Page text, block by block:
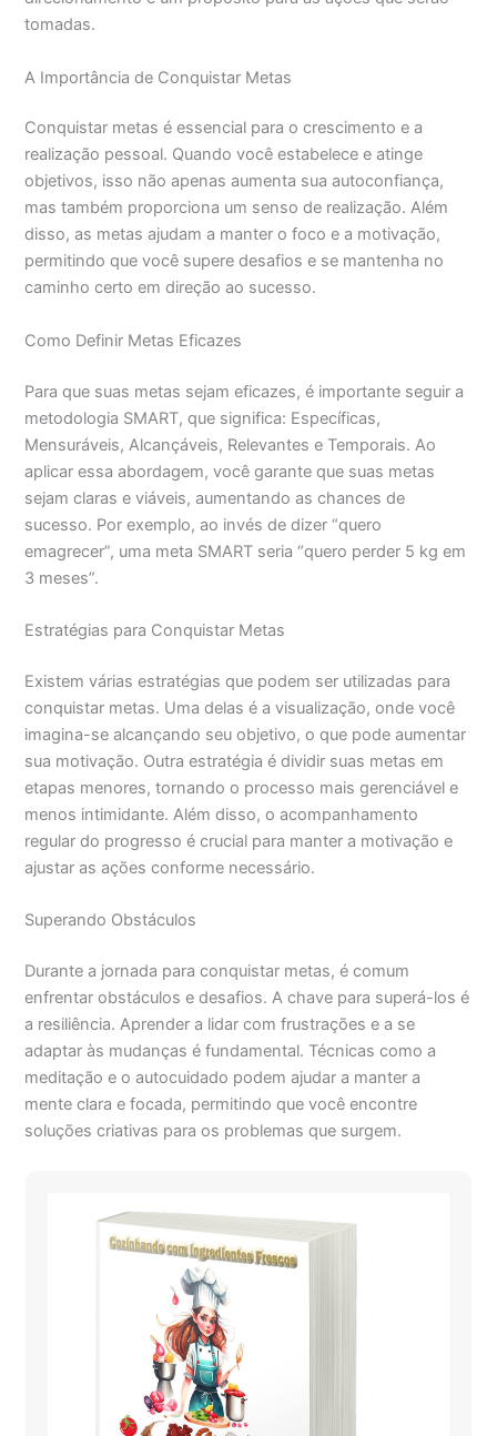
tomadas.
A Importância de Conquistar Metas
Conquistar metas é essencial para o crescimento e a
realização pessoal. Quando você estabelece e atinge
objetivos, isso não apenas aumenta sua autoconfiança,
mas também proporciona um senso de realização. Além
disso, as metas ajudam a manter o foco e a motivação,
permitindo que você supere desafios e se mantenha no
caminho certo em direção ao sucesso.
Como Definir Metas Eficazes
Para que suas metas sejam eficazes, é importante seguir a
metodologia SMART, que significa: Específicas,
Mensuráveis, Alcançáveis, Relevantes e Temporais. Ao
aplicar essa abordagem, você garante que suas metas
sejam claras e viáveis, aumentando as chances de
sucesso. Por exemplo, ao invés de dizer “quero
emagrecer”, uma meta SMART seria “quero perder 5 kg em
3 meses”.
Estratégias para Conquistar Metas
Existem várias estratégias que podem ser utilizadas para
conquistar metas. Uma delas é a visualização, onde você
imagina-se alcançando seu objetivo, o que pode aumentar
sua motivação. Outra estratégia é dividir suas metas em
etapas menores, tornando o processo mais gerenciável e
menos intimidante. Além disso, o acompanhamento
regular do progresso é crucial para manter a motivação e
ajustar as ações conforme necessário.
Superando Obstáculos
Durante a jornada para conquistar metas, é comum
enfrentar obstáculos e desafios. A chave para superá-los é
a resiliência. Aprender a lidar com frustrações e a se
adaptar às mudanças é fundamental. Técnicas como a
meditação e o autocuidado podem ajudar a manter a
mente clara e focada, permitindo que você encontre
soluções criativas para os problemas que surgem.